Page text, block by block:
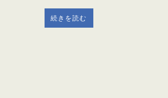
続きを読む